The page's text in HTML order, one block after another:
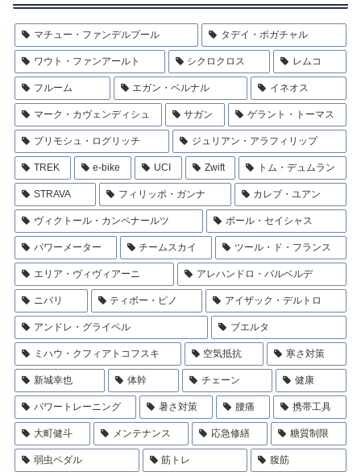
マチュー・ファンデルプール タデイ・ポガチャル
ワウト・ファンアールト シクロクロス レムコ
フルーム エガン・ベルナル イネオス
マーク・カヴェンディシュ サガン ゲラント・トーマス
プリモシュ・ログリッチ ジュリアン・アラフィリップ
TREK e-bike UCI Zwift トム・デュムラン
STRAVA フィリッポ・ガンナ カレブ・ユアン
ヴィクトール・カンペナールツ ポール・セイシャス
パワーメーター チームスカイ ツール・ド・フランス
エリア・ヴィヴィアーニ アレハンドロ・バルベルデ
ニバリ ティボー・ピノ アイザック・デルトロ
アンドレ・グライペル ブエルタ
ミハウ・クフィアトコフスキ 空気抵抗 寒さ対策
新城幸也 体幹 チェーン 健康
パワートレーニング 暑さ対策 腰痛 携帯工具
大町健斗 メンテナンス 応急修繕 糖質制限
弱虫ペダル 筋トレ 腹筋